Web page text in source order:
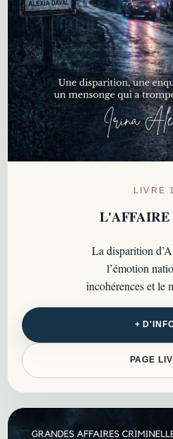
LIVRE
L'AFFAIRE
La disparition
l’émotion
incohérences et le
médiatique en
+
PAGE